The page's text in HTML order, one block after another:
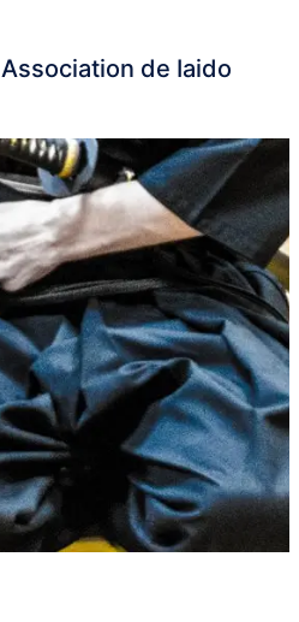
Association de Iaido